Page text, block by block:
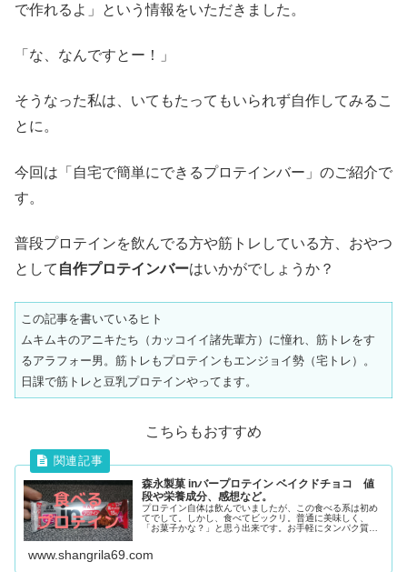
で作れるよ」という情報をいただきました。
「な、なんですとー！」
そうなった私は、いてもたってもいられず自作してみるこ
とに。
今回は「自宅で簡単にできるプロテインバー」のご紹介で
す。
普段プロテインを飲んでる方や筋トレしている方、おやつ
として 自作プロテインバーはいかがでしょうか？
この記事を書いているヒト
ムキムキのアニキたち（カッコイイ諸先輩方）に憧れ、筋トレをす
るアラフォー男。筋トレもプロテインもエンジョイ勢（宅トレ）。
日課で筋トレと豆乳プロテインやってます。
こちらもおすすめ
森永製菓 inバープロテイン ベイクドチョコ 値
段や栄養成分、感想など。
プロテイン自体は飲んでいましたが、この食べる系は初め
てでして。しかし、食べてビックリ。普通に美味しく、
「お菓子かな？」と思う出来です。お手軽にタンパク質が
www.shangrila69.com